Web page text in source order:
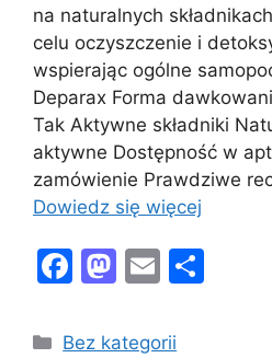
na naturalnych
celu oczyszczenie i
wspierając ogólne
Deparax Forma
Tak Aktywne składniki
aktywne Dostępność w
zamówienie Prawdziwe
Dowiedz się więcej
F
c
M
st
E
ai
Kategorie
Bez kategorii